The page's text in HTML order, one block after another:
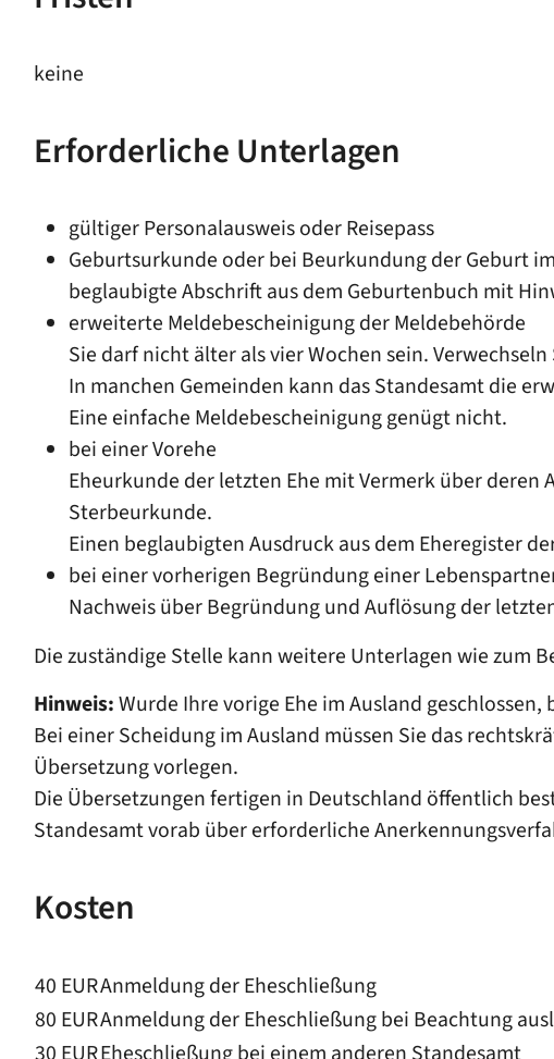
keine
Erforderliche Unterlagen
gültiger Personalausweis oder Reisepass
Geburtsurkunde oder bei Beurkundung der Geburt
beglaubigte Abschrift aus dem Geburtenbuch mit
erweiterte Meldebescheinigung der Meldebehörde
Sie darf nicht älter als vier Wochen sein.
In manchen Gemeinden kann das Standesamt die
Eine einfache Meldebescheinigung genügt nicht.
bei einer Vorehe
Eheurkunde der letzten Ehe mit Vermerk über
Sterbeurkunde.
Einen beglaubigten Ausdruck aus dem Eheregister
bei einer vorherigen Begründung einer
Nachweis über Begründung und Auflösung der
Die zuständige Stelle kann weitere Unterlagen wie zum
Hinweis:Wurde Ihre vorige Ehe im Ausland
Bei einer Scheidung im Ausland müssen Sie das
Übersetzung vorlegen.
Die Übersetzungen fertigen in Deutschland öffentlich
Standesamt vorab über erforderliche
Kosten
40 EURAnmeldung der Eheschließung
80 EURAnmeldung der Eheschließung bei Beachtung